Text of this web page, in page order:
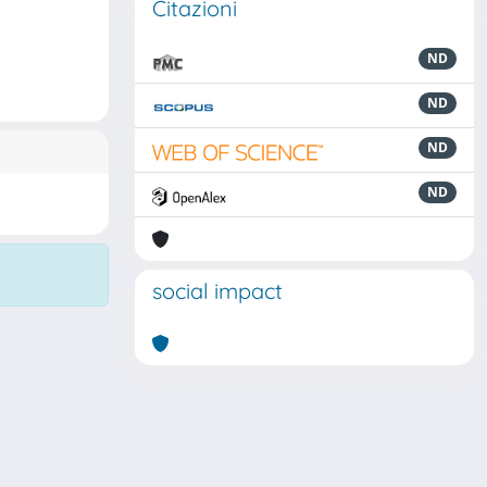
Citazioni
ND
ND
ND
ND
social impact